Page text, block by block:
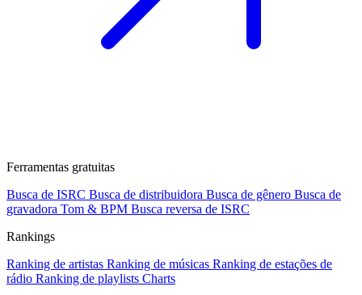
Ferramentas gratuitas
Busca de ISRC Busca de distribuidora Busca de gênero Busca de
gravadora Tom & BPM Busca reversa de ISRC
Rankings
Ranking de artistas Ranking de músicas Ranking de estações de
rádio Ranking de playlists Charts